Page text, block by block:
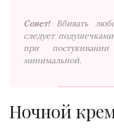
Совет!
Вбивать
следует
при
минимальной.
Ночной